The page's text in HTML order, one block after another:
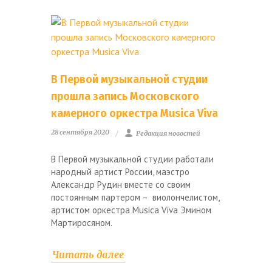
В Первой музыкальной студии
прошла запись Московского
камерного оркестра Musica Viva
28 сентября 2020 Редакция новостей
В Первой музыкальной студии работали
народный артист России, маэстро
Александр Рудин вместе со своим
постоянным партером – виолончелистом,
артистом оркестра Musica Viva Эмином
Мартиросяном.
Читать далее